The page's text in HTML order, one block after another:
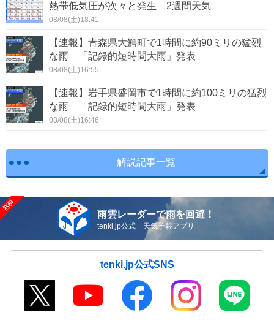
熱帯低気圧が次々と発生 2週間天気
08/08(土)18:41
【速報】青森県大鰐町で1時間に約90ミリの猛烈
な雨 「記録的短時間大雨」発表
08/08(土)16:55
【速報】岩手県盛岡市で1時間に約100ミリの猛烈
な雨 「記録的短時間大雨」発表
08/08(土)16:46
解説記事一覧
雨雲レーダーで雨を回避！
tenki.jp公式 天気予報アプリ
tenki.jp公式SNS